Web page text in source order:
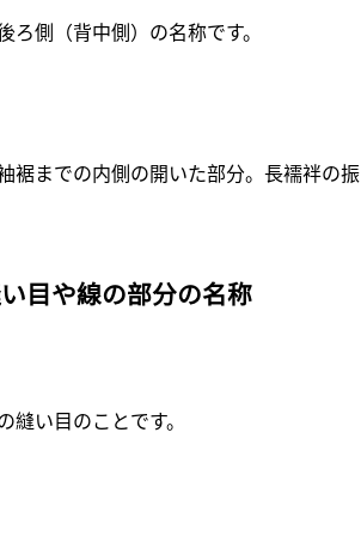
ろ側（背中側）の名称です。
裾までの内側の開いた部分。長襦袢の
目や線の部分の名称
縫い目のことです。